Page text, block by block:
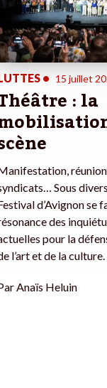
• 15 juillet
: la
Sous
d’Avignon se
des
pour la
l’art et de la culture.
Anaïs Heluin